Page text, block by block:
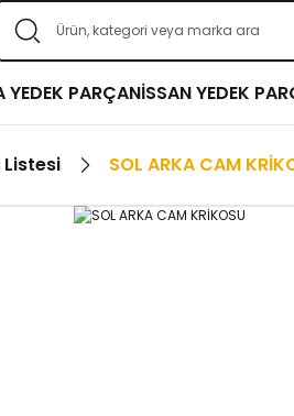
YEDEK PARÇANİSSAN YEDEK
SOL ARKA CAM